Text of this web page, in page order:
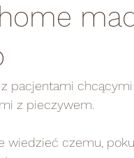
pacjentami
z pieczywem.
wiedzieć czemu,